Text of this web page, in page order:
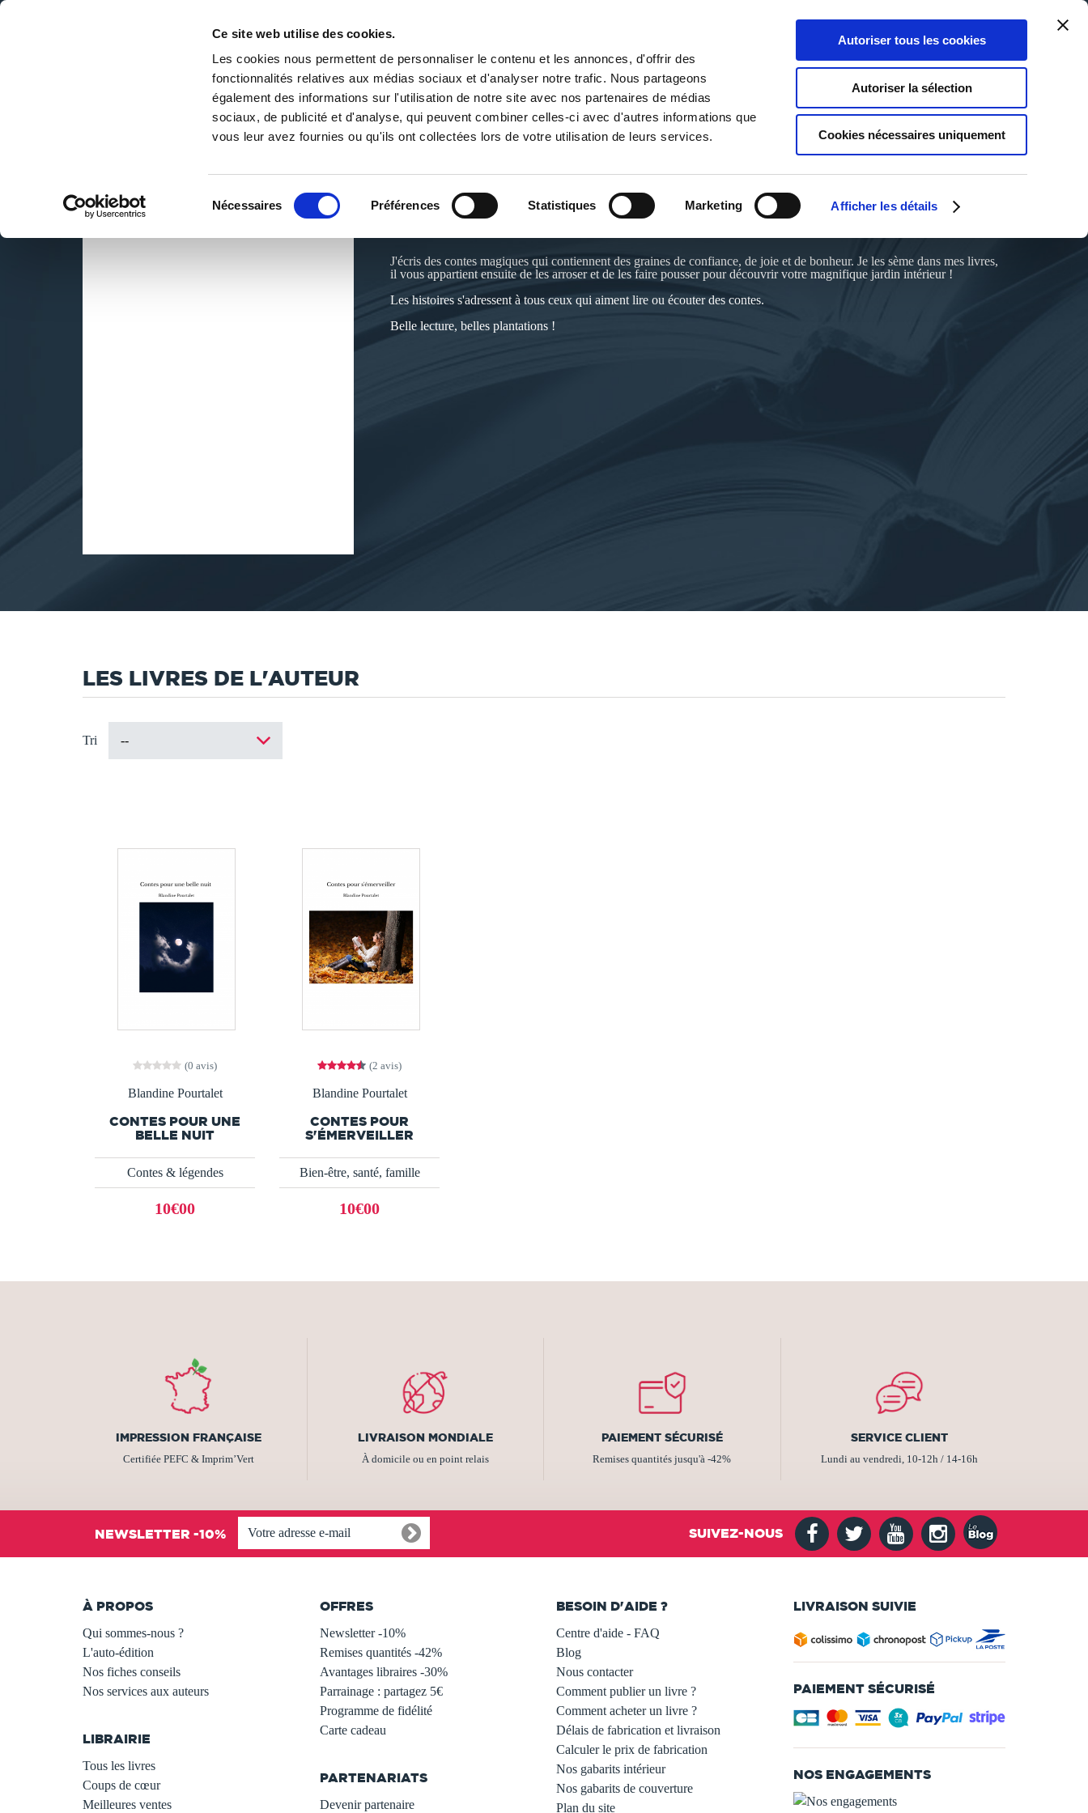
Ce site web utilise des cookies.
Les cookies nous permettent de personnaliser le contenu et les annonces, d'offrir des
fonctionnalités relatives aux médias sociaux et d'analyser notre trafic. Nous partageons
également des informations sur l'utilisation de notre site avec nos partenaires de médias
sociaux, de publicité et d'analyse, qui peuvent combiner celles-ci avec d'autres informations que
vous leur avez fournies ou qu'ils ont collectées lors de votre utilisation de leurs services.
Nécessaires Préférences Statistiques Marketing Afficher les détails
Autoriser tous les cookies
Autoriser la sélection
Cookies nécessaires uniquement
DE LA PAGE BLANCHE... AU BEST SELLER
0
Panier
0
Ma liste
Connexion
PUBLIER UN LIVRE LIBRAIRIE
Blandine Pourtalet
BLANDINE POURTALET
J'écris des contes magiques qui contiennent des graines de confiance, de joie et de bonheur. Je les sème dans mes livres,
il vous appartient ensuite de les arroser et de les faire pousser pour découvrir votre magnifique jardin intérieur !
Les histoires s'adressent à tous ceux qui aiment lire ou écouter des contes.
Belle lecture, belles plantations !
LES LIVRES DE L'AUTEUR
Tri
(0 avis)
Blandine Pourtalet
CONTES POUR UNE
BELLE NUIT
Contes & légendes
10€00
(2 avis)
Blandine Pourtalet
CONTES POUR
S'ÉMERVEILLER
Bien-être, santé, famille
10€00
IMPRESSION FRANÇAISE
Certifiée PEFC & Imprim’Vert
LIVRAISON MONDIALE
À domicile ou en point relais
PAIEMENT SÉCURISÉ
Remises quantités jusqu'à -42%
SERVICE CLIENT
Lundi au vendredi, 10-12h / 14-16h
NEWSLETTER -10% SUIVEZ-NOUS
À PROPOS
Qui sommes-nous ?
L'auto-édition
Nos fiches conseils
Nos services aux auteurs
LIBRAIRIE
Tous les livres
Coups de cœur
Meilleures ventes
OFFRES
Newsletter -10%
Remises quantités -42%
Avantages libraires -30%
Parrainage : partagez 5€
Programme de fidélité
Carte cadeau
PARTENARIATS
Devenir partenaire
BESOIN D'AIDE ?
Centre d'aide - FAQ
Blog
Nous contacter
Comment publier un livre ?
Comment acheter un livre ?
Délais de fabrication et livraison
Calculer le prix de fabrication
Nos gabarits intérieur
Nos gabarits de couverture
Plan du site
LIVRAISON SUIVIE
PAIEMENT SÉCURISÉ
NOS ENGAGEMENTS